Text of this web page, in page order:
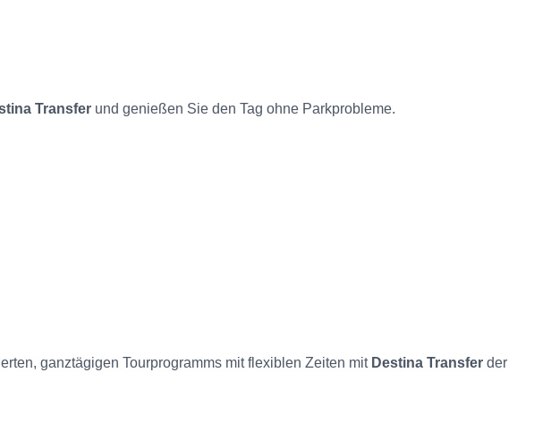
Transfer und genießen Sie den Tag ohne Parkprobleme.
ganztägigen Tourprogramms mit flexiblen Zeiten mit Destina Transfer der